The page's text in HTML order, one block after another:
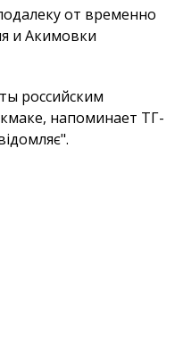
от временно
и Акимовки
российским
напоминает ТГ-